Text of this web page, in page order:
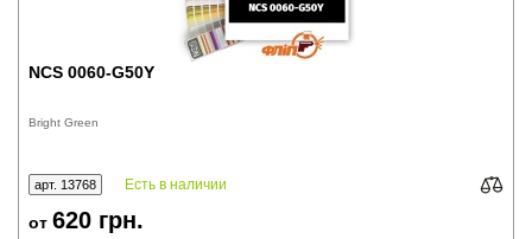
NCS 0060-G50Y
Bright Green
арт. 13768 Есть в наличии
от 620 грн.